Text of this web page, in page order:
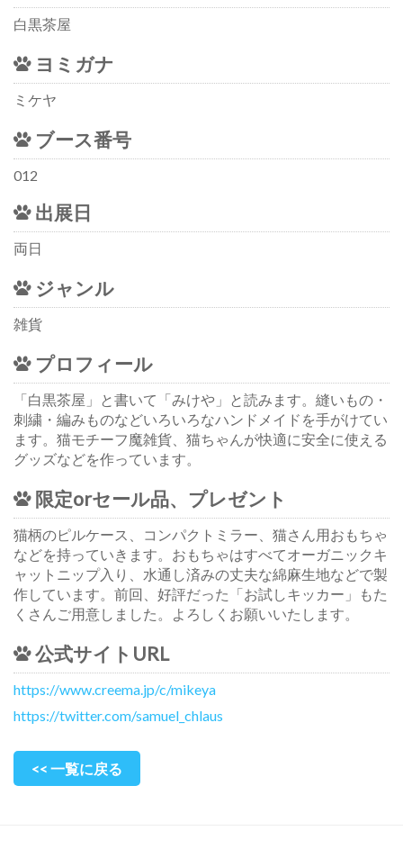
白黒茶屋
ヨミガナ
ミケヤ
ブース番号
012
出展日
両日
ジャンル
雑貨
プロフィール
「白黒茶屋」と書いて「みけや」と読みます。縫いもの・
刺繍・編みものなどいろいろなハンドメイドを手がけてい
ます。猫モチーフ魔雑貨、猫ちゃんが快適に安全に使える
グッズなどを作っています。
限定orセール品、プレゼント
猫柄のピルケース、コンパクトミラー、猫さん用おもちゃ
などを持っていきます。おもちゃはすべてオーガニックキ
ャットニップ入り、水通し済みの丈夫な綿麻生地などで製
作しています。前回、好評だった「お試しキッカー」もた
くさんご用意しました。よろしくお願いいたします。
公式サイトURL
https://www.creema.jp/c/mikeya
https://twitter.com/samuel_chlaus
<< 一覧に戻る